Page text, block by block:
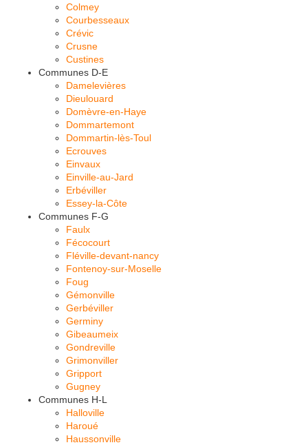
Colmey
Courbesseaux
Crévic
Crusne
Custines
Communes D-E
Damelevières
Dieulouard
Domèvre-en-Haye
Dommartemont
Dommartin-lès-Toul
Ecrouves
Einvaux
Einville-au-Jard
Erbéviller
Essey-la-Côte
Communes F-G
Faulx
Fécocourt
Fléville-devant-nancy
Fontenoy-sur-Moselle
Foug
Gémonville
Gerbéviller
Germiny
Gibeaumeix
Gondreville
Grimonviller
Gripport
Gugney
Communes H-L
Halloville
Haroué
Haussonville